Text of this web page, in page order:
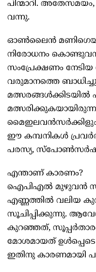
പിന്മാറി.
വന്നു.
ഓണ്‍ലൈന്‍
നിരോധനം
സംപ്രേക്ഷണം നേടിയ
വരുമാനത്തെ
മത്സരങ്ങള്‍ക്കിടയില്‍
മൈഇലവന്‍സര്‍ക്കിളും
ഈ കമ്പനികള്‍
പരസ്യ,
എന്താണ് കാരണം?
ഐപിഎല്‍ മുഴുവന്‍
എണ്ണത്തില്‍ വലിയ
സൂചിപ്പിക്കുന്നു.
കുറഞ്ഞത്,
മോശമായത്
ഇതിനു കാരണമായി